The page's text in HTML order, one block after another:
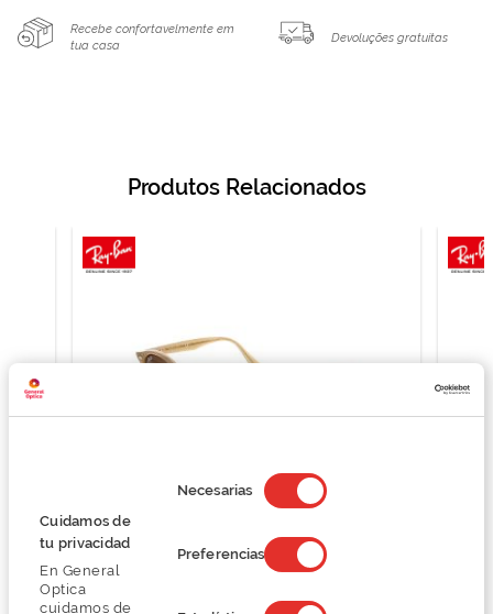
Cuidamos de
tu privacidad
En General
Optica
cuidamos de
de
consentimiento
Necesarias
Preferencias
Recebe confortavelmente em
tua casa
Devoluções gratuitas
Produtos Relacionados
Ray Ban 0RB2180
124,50 €